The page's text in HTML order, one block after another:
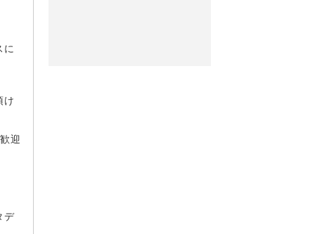
に
け
迎
デ